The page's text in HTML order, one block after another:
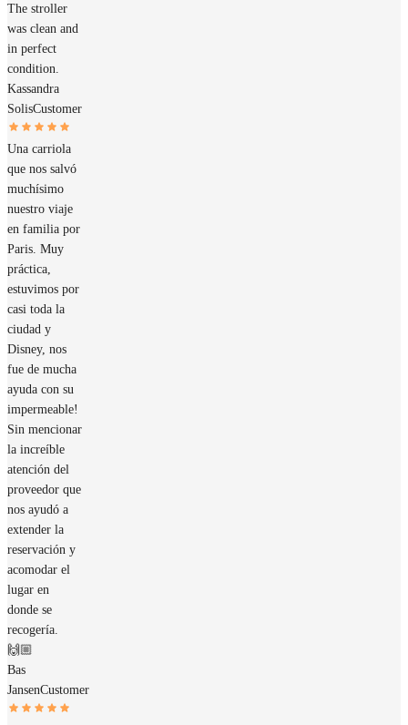
The stroller
was clean and
in perfect
condition.
Kassandra
SolisCustomer
Una carriola
que nos salvó
muchísimo
nuestro viaje
en familia por
Paris. Muy
práctica,
estuvimos por
casi toda la
ciudad y
Disney, nos
fue de mucha
ayuda con su
impermeable!
Sin mencionar
la increíble
atención del
proveedor que
nos ayudó a
extender la
reservación y
acomodar el
lugar en
donde se
recogería.
🙌🏼
Bas
JansenCustomer